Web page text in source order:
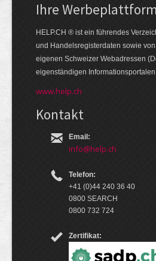
Ihre Werbe­platt­form
HELP.CH ® ist ein führendes
und Handels­register­daten so­wie
eige­nen Schweizer Web­adressen
eigen­ständigen
www.help.ch
Kontakt
Email:
info@help.ch
Telefon:
+41 (0)44 240 36 40
0800 SEARCH
0800 732 724
Zertifikat: